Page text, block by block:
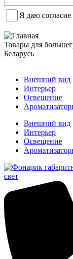
Я даю
Товары для
Беларусь
Внешний вид
Интерьер
Освещение
Внешний вид
Интерьер
Освещение